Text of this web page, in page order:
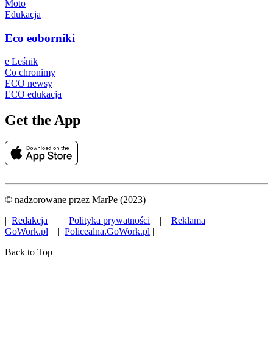
Moto
Edukacja
Eco eoborniki
e Leśnik
Co chronimy
ECO newsy
ECO edukacja
Get the App
© nadzorowane przez MarPe (2023)
| Redakcja | Polityka prywatności | Reklama |
GoWork.pl | Policealna.GoWork.pl |
Back to Top